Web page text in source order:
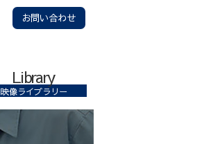
お問い合わせ
Library
映像ライブラリー